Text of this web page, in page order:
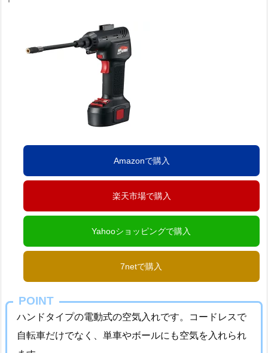
Amazonで購入
楽天市場で購入
Yahooショッピングで購入
7netで購入
POINT
ハンドタイプの電動式の空気入れです。コードレスで
自転車だけでなく、単車やボールにも空気を入れられ